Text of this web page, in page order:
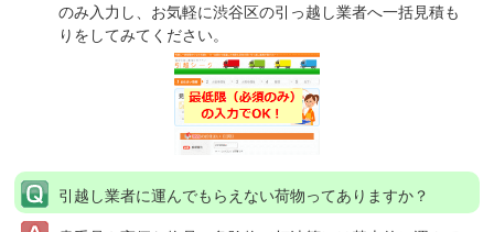
のみ入力し、お気軽に渋谷区の引っ越し業者へ一括見積も
りをしてみてください。
引越し業者に運んでもらえない荷物ってありますか？